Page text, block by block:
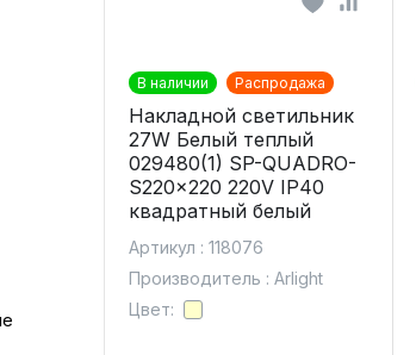
В наличии Распродажа
Накладной светильник
27W Белый теплый
029480(1) SP-QUADRO-
S220x220 220V IP40
квадратный белый
Артикул : 118076
Производитель : Arlight
Цвет: